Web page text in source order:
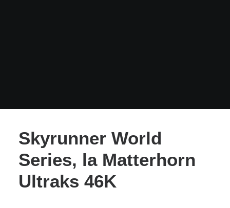
Skyrunner World
Series, la Matterhorn
Ultraks 46K